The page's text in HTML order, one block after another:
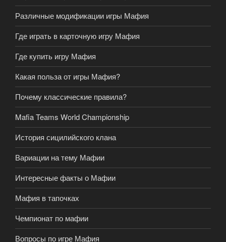
Различные модификации игры Мафия
Где играть в карточную игру Мафия
Где купить игру Мафия
Какая польза от игры Мафия?
Почему классические правила?
Mafia Teams World Championship
История сицилийского клана
Вариации на тему Мафии
Интересные факты о Мафии
Мафия в тапочках
Чемпионат по мафии
Вопросы по игре Мафия